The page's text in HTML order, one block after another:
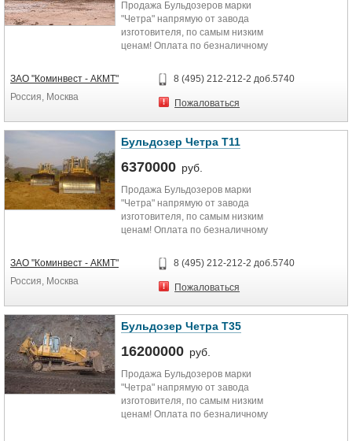
Продажа Бульдозеров марки
"Четра" напрямую от завода
изготовителя, по самым низким
ценам! Оплата по безналичному
ЗАО "Коминвест - АКМТ"
Россия, Москва
8 (495) 212-212-2 доб.5740
Пожаловаться
Бульдозер Четра Т11
6370000 руб.
Продажа Бульдозеров марки
"Четра" напрямую от завода
изготовителя, по самым низким
ценам! Оплата по безналичному
ЗАО "Коминвест - АКМТ"
Россия, Москва
8 (495) 212-212-2 доб.5740
Пожаловаться
Бульдозер Четра Т35
16200000 руб.
Продажа Бульдозеров марки
"Четра" напрямую от завода
изготовителя, по самым низким
ценам! Оплата по безналичному